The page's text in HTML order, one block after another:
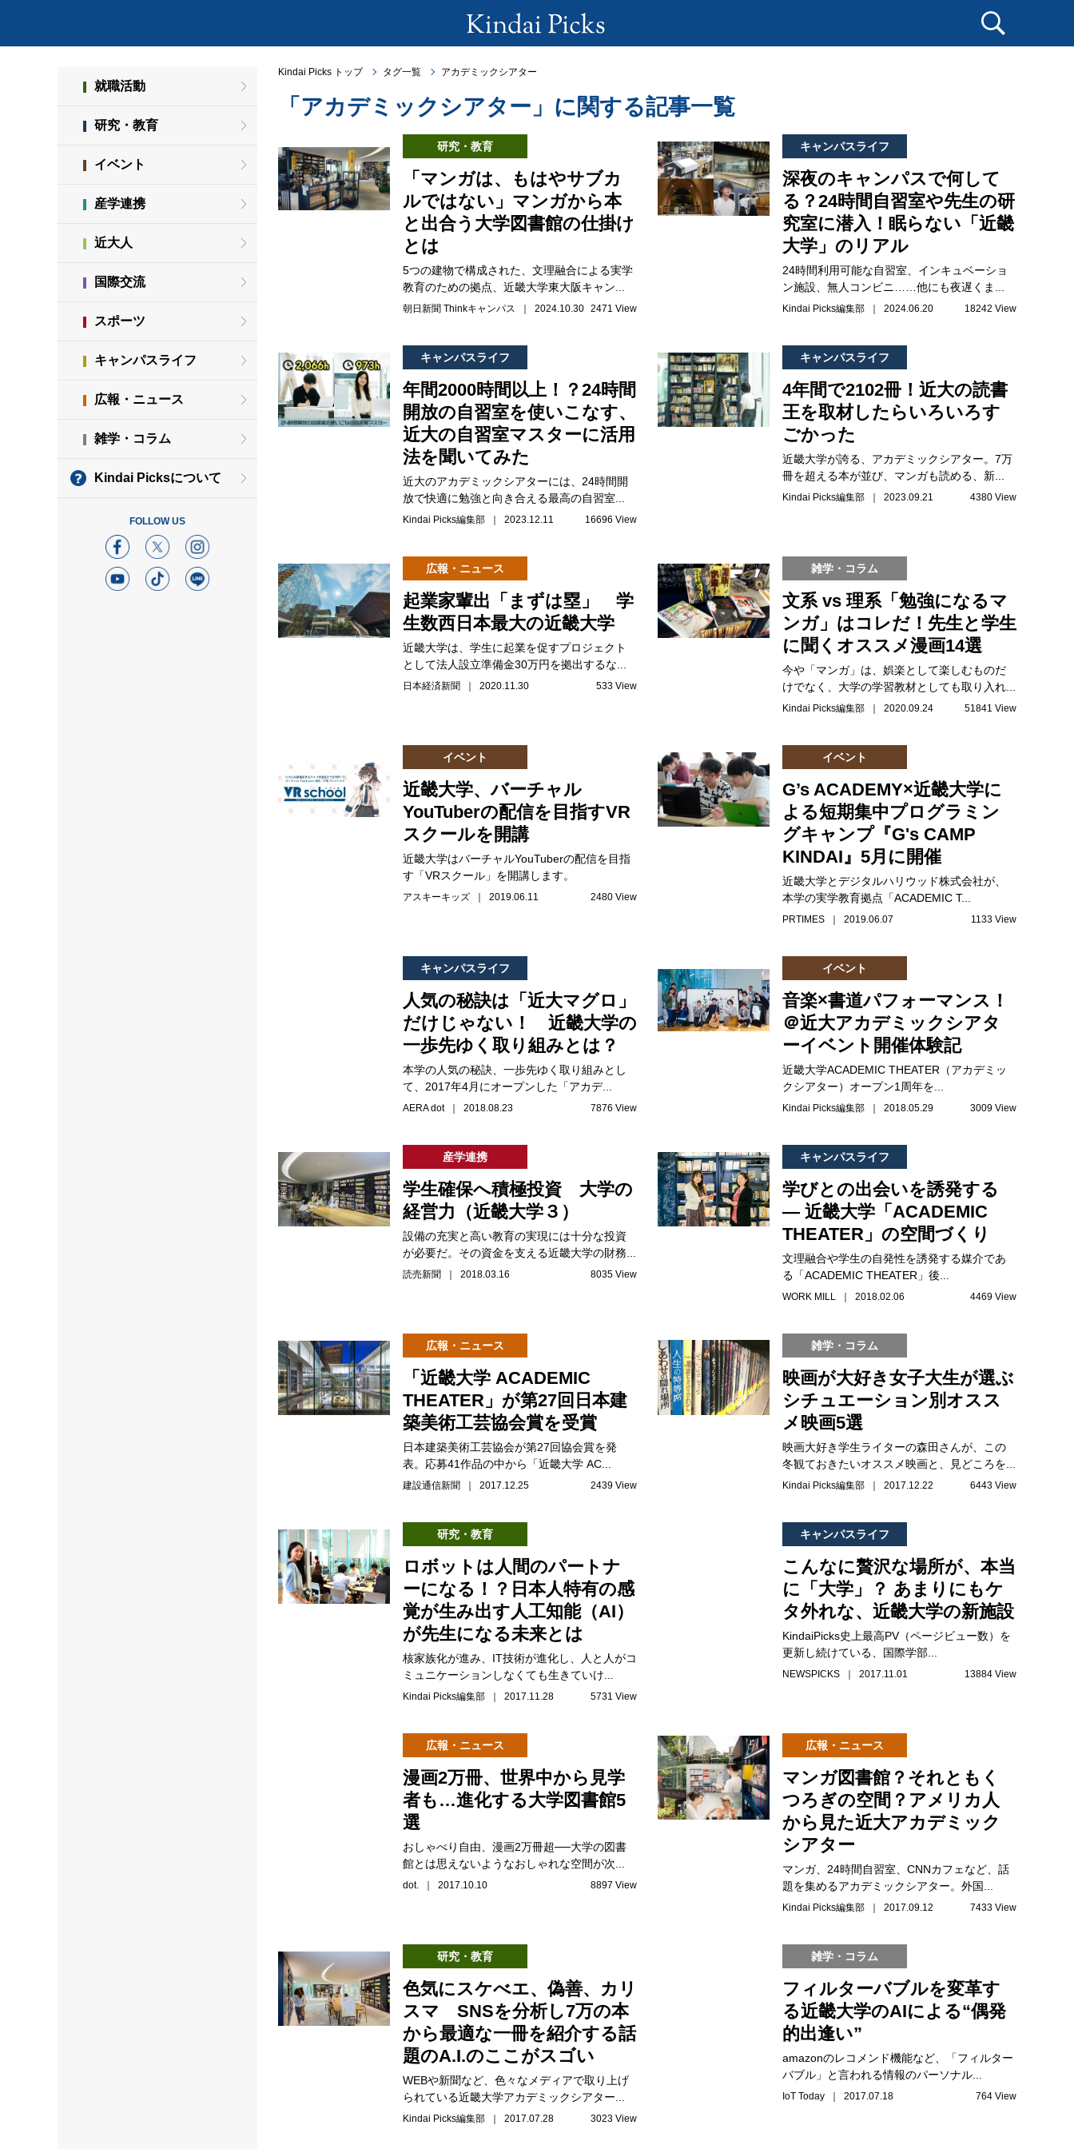
Kindai Picks トップ タグ一覧 アカデミックシアター
「アカデミックシアター」に関する記事一覧
研究・教育
「マンガは、もはやサブカ
ルではない」マンガから本
と出合う大学図書館の仕掛け
とは
5つの建物で構成された、文理融合による実学
教育のための拠点、近畿大学東大阪キャン...
朝日新聞 Thinkキャンパス ｜ 2024.10.30 2471 View
キャンパスライフ
深夜のキャンパスで何して
る？24時間自習室や先生の研
究室に潜入！眠らない「近畿
大学」のリアル
24時間利用可能な自習室、インキュベーショ
ン施設、無人コンビニ……他にも夜遅くま...
Kindai Picks編集部 ｜ 2024.06.20 18242 View
キャンパスライフ
年間2000時間以上！？24時間
開放の自習室を使いこなす、
近大の自習室マスターに活用
法を聞いてみた
近大のアカデミックシアターには、24時間開
放で快適に勉強と向き合える最高の自習室...
Kindai Picks編集部 ｜ 2023.12.11 16696 View
キャンパスライフ
4年間で2102冊！近大の読書
王を取材したらいろいろす
ごかった
近畿大学が誇る、アカデミックシアター。7万
冊を超える本が並び、マンガも読める、新...
Kindai Picks編集部 ｜ 2023.09.21 4380 View
広報・ニュース
起業家輩出「まずは塁」 学
生数西日本最大の近畿大学
近畿大学は、学生に起業を促すプロジェクト
として法人設立準備金30万円を拠出するな...
日本経済新聞 ｜ 2020.11.30 533 View
雑学・コラム
文系 vs 理系「勉強になるマ
ンガ」はコレだ！先生と学生
に聞くオススメ漫画14選
今や「マンガ」は、娯楽として楽しむものだ
けでなく、大学の学習教材としても取り入れ...
Kindai Picks編集部 ｜ 2020.09.24 51841 View
イベント
近畿大学、バーチャル
YouTuberの配信を目指すVR
スクールを開講
近畿大学はバーチャルYouTuberの配信を目指
す「VRスクール」を開講します。
アスキーキッズ ｜ 2019.06.11 2480 View
イベント
G’s ACADEMY×近畿大学に
よる短期集中プログラミン
グキャンプ『G's CAMP
KINDAI』5月に開催
近畿大学とデジタルハリウッド株式会社が、
本学の実学教育拠点「ACADEMIC T...
PRTIMES ｜ 2019.06.07 1133 View
キャンパスライフ
人気の秘訣は「近大マグロ」
だけじゃない！ 近畿大学の
一歩先ゆく取り組みとは？
本学の人気の秘訣、一歩先ゆく取り組みとし
て、2017年4月にオープンした「アカデ...
AERA dot ｜ 2018.08.23 7876 View
イベント
音楽×書道パフォーマンス！
＠近大アカデミックシアタ
ーイベント開催体験記
近畿大学ACADEMIC THEATER（アカデミッ
クシアター）オープン1周年を...
Kindai Picks編集部 ｜ 2018.05.29 3009 View
産学連携
学生確保へ積極投資 大学の
経営力（近畿大学３）
設備の充実と高い教育の実現には十分な投資
が必要だ。その資金を支える近畿大学の財務...
読売新聞 ｜ 2018.03.16 8035 View
キャンパスライフ
学びとの出会いを誘発する
― 近畿大学「ACADEMIC
THEATER」の空間づくり
文理融合や学生の自発性を誘発する媒介であ
る「ACADEMIC THEATER」後...
WORK MILL ｜ 2018.02.06 4469 View
広報・ニュース
「近畿大学 ACADEMIC
THEATER」が第27回日本建
築美術工芸協会賞を受賞
日本建築美術工芸協会が第27回協会賞を発
表。応募41作品の中から「近畿大学 AC...
建設通信新聞 ｜ 2017.12.25 2439 View
雑学・コラム
映画が大好き女子大生が選ぶ
シチュエーション別オスス
メ映画5選
映画大好き学生ライターの森田さんが、この
冬観ておきたいオススメ映画と、見どころを...
Kindai Picks編集部 ｜ 2017.12.22 6443 View
研究・教育
ロボットは人間のパートナ
ーになる！？日本人特有の感
覚が生み出す人工知能（AI）
が先生になる未来とは
核家族化が進み、IT技術が進化し、人と人がコ
ミュニケーションしなくても生きていけ...
Kindai Picks編集部 ｜ 2017.11.28 5731 View
キャンパスライフ
こんなに贅沢な場所が、本当
に「大学」？ あまりにもケ
タ外れな、近畿大学の新施設
KindaiPicks史上最高PV（ページビュー数）を
更新し続けている、国際学部...
NEWSPICKS ｜ 2017.11.01 13884 View
広報・ニュース
漫画2万冊、世界中から見学
者も…進化する大学図書館5
選
おしゃべり自由、漫画2万冊超──大学の図書
館とは思えないようなおしゃれな空間が次...
dot. ｜ 2017.10.10 8897 View
広報・ニュース
マンガ図書館？それともく
つろぎの空間？アメリカ人
から見た近大アカデミック
シアター
マンガ、24時間自習室、CNNカフェなど、話
題を集めるアカデミックシアター。外国...
Kindai Picks編集部 ｜ 2017.09.12 7433 View
研究・教育
色気にスケべエ、偽善、カリ
スマ SNSを分析し7万の本
から最適な一冊を紹介する話
題のA.I.のここがスゴい
WEBや新聞など、色々なメディアで取り上げ
られている近畿大学アカデミックシアター...
Kindai Picks編集部 ｜ 2017.07.28 3023 View
雑学・コラム
フィルターバブルを変革す
る近畿大学のAIによる“偶発
的出逢い”
amazonのレコメンド機能など、「フィルター
バブル」と言われる情報のパーソナル...
IoT Today ｜ 2017.07.18 764 View
就職活動
研究・教育
イベント
産学連携
近大人
国際交流
スポーツ
キャンパスライフ
広報・ニュース
雑学・コラム
Kindai Picksについて
FOLLOW US